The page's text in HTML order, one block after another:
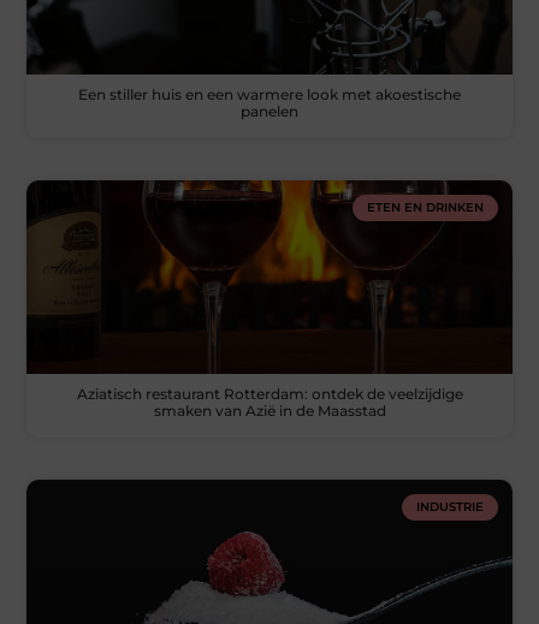
Een stiller huis en een warmere look met akoestische
panelen
ETEN EN DRINKEN
Aziatisch restaurant Rotterdam: ontdek de veelzijdige
smaken van Azië in de Maasstad
INDUSTRIE